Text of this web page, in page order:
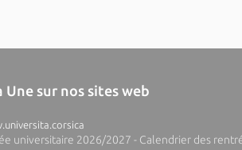
Une sur nos sites web
universitaire 2026/2027 - Calendrier des